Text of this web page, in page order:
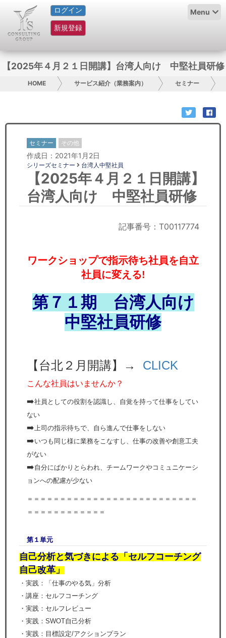
ログイン
新規登録
Menu
HOME
サービス紹介
コラム
グループ概要
日本人にPR
コンサルティング
リサーチ
ＩＴ
【2025年４月２１日開講】台湾人向け 中堅社員研修
HOME サービス紹介（業務案内） セミナー
セミナー その他
作成日：2021年1月2日
シリーズセミナー 台湾人中堅社員
【2025年４月２１日開講】
台湾人向け 中堅社員研修
記事番号：T00117774
ワークショップで指示待ち社員を自立
社員に変える!
第７１期 台湾人向け
中堅社員研修
【台北２月開講】→ CLICK
こんな社員はいませんか？
➡️社員としての役割を認識し、自覚を持って仕事をしてい
ない
➡️上司の指示待ちで、自ら進んで仕事をしない
➡️いつも同じ様に業務をこなすし、仕事の改善や創意工夫
がない
➡️自分にばかりとらわれ、チームワークやコミュニケーシ
ョンへの配慮が少ない
＝＝＝＝＝＝＝＝＝＝＝＝＝＝＝＝＝＝＝＝＝＝＝＝＝＝
＝＝＝＝＝＝＝＝＝＝＝＝
第１単元
自己分析と気づきによる「セルフコーチング
自己改革」
・実践：「仕事のやる気」分析
・講座：セルフコーチング
・実践：セルフレビュー
・実践：SWOT自己分析
・実践：目標設定/アクションプラン